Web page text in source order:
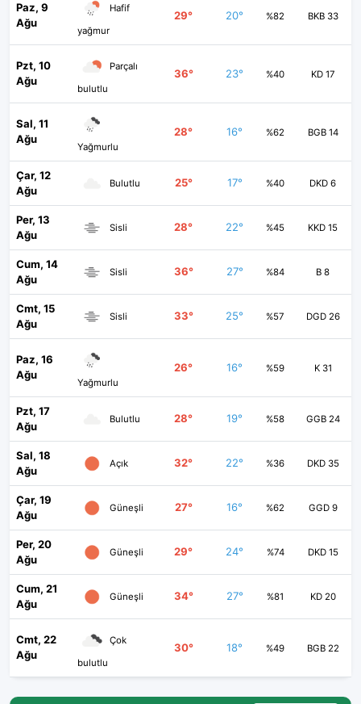
Paz, 9
Ağu
Hafif
yağmur
29° 20° %82 BKB 33
Pzt, 10
Ağu
Parçalı
bulutlu
36° 23° %40 KD 17
Sal, 11
Ağu
Yağmurlu
28° 16° %62 BGB 14
Çar, 12
Ağu
Bulutlu 25° 17° %40 DKD 6
Per, 13
Ağu
Sisli 28° 22° %45 KKD 15
Cum, 14
Ağu
Sisli 36° 27° %84 B 8
Cmt, 15
Ağu
Sisli 33° 25° %57 DGD 26
Paz, 16
Ağu
Yağmurlu
26° 16° %59 K 31
Pzt, 17
Ağu
Bulutlu 28° 19° %58 GGB 24
Sal, 18
Ağu
Açık 32° 22° %36 DKD 35
Çar, 19
Ağu
Güneşli 27° 16° %62 GGD 9
Per, 20
Ağu
Güneşli 29° 24° %74 DKD 15
Cum, 21
Ağu
Güneşli 34° 27° %81 KD 20
Cmt, 22
Ağu
Çok
bulutlu
30° 18° %49 BGB 22